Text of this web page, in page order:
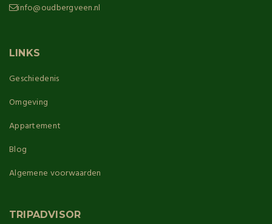
info@oudbergveen.nl
LINKS
Geschiedenis
Omgeving
Appartement
Blog
Algemene voorwaarden
TRIPADVISOR